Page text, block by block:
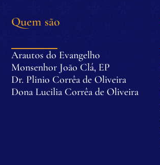
Quem são
Arautos do Evangelho
Monsenhor João Clá, EP
Dr. Plinio Corrêa de Oliveira
Dona Lucilia Corrêa de Oliveira